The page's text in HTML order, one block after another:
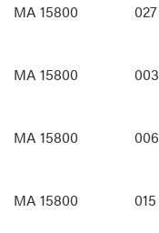
MA 15800
027
MA 15800
003
MA 15800
006
MA 15800
015